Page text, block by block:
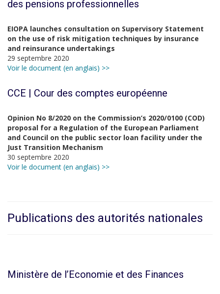
des pensions professionnelles
EIOPA launches consultation on Supervisory Statement
on the use of risk mitigation techniques by insurance
and reinsurance undertakings
29 septembre 2020
Voir le document (en anglais) >>
CCE | Cour des comptes européenne
Opinion No 8/2020 on the Commission’s 2020/0100 (COD)
proposal for a Regulation of the European Parliament
and Council on the public sector loan facility under the
Just Transition Mechanism
30 septembre 2020
Voir le document (en anglais) >>
Publications des autorités nationales
Ministère de l’Economie et des Finances